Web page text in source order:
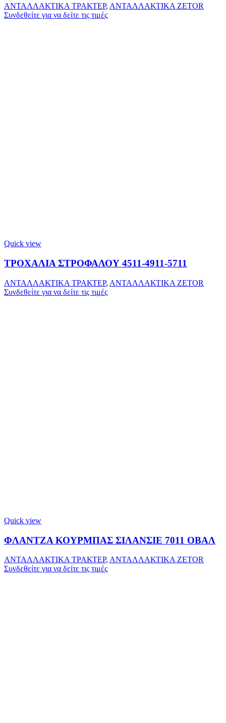
ΑΝΤΑΛΛΑΚΤΙΚΑ ΤΡΑΚΤΕΡ, ΑΝΤΑΛΛΑΚΤΙΚΑ ZETOR
Συνδεθείτε για να δείτε τις τιμές
Quick view
ΤΡΟΧΑΛΙΑ ΣΤΡΟΦΑΛΟΥ 4511-4911-5711
ΑΝΤΑΛΛΑΚΤΙΚΑ ΤΡΑΚΤΕΡ, ΑΝΤΑΛΛΑΚΤΙΚΑ ZETOR
Συνδεθείτε για να δείτε τις τιμές
Quick view
ΦΛΑΝΤΖΑ ΚΟΥΡΜΠΑΣ ΣΙΛΑΝΣΙΕ 7011 ΟΒΑΛ
ΑΝΤΑΛΛΑΚΤΙΚΑ ΤΡΑΚΤΕΡ, ΑΝΤΑΛΛΑΚΤΙΚΑ ZETOR
Συνδεθείτε για να δείτε τις τιμές